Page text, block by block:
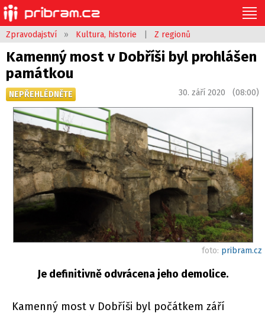
Zpravodajství » Kultura, historie Z regionů
Kamenný most v Dobříši byl prohlášen
památkou
NEPŘEHLÉDNĚTE 30. září 2020 (08:00)
foto: pribram.cz
Je definitivně odvrácena jeho demolice.
Kamenný most v Dobříši byl počátkem září